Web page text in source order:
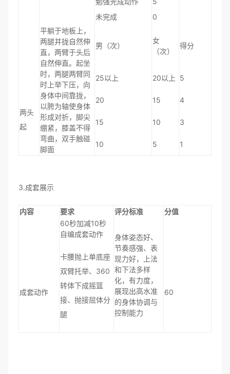
未完成
0
两头
起
平躺于地板上，
两腿并拢自然伸
直，两臂于头后
自然伸直。起坐
时，两腿两臂同
时上举下压，向
身体中间靠拢，
以胯为轴使身体
形成对折，脚尖
绷紧，膝盖不得
弯曲，双手触碰
脚面
男（次）
女
（次）
得分
25以上 20以上 5
20 15 4
15 10 3
10 5 1
3.成套展示
内容 要求 评分标准 分值
成套动作
60秒加减10秒
自编成套动作
卡腰抛上单底座
双臂托举、360
转体下成摇篮
接、抛接屈体分
腿
身体姿态好、
节奏感强、表
现力好，上法
和下法多样
化，有力度，
展现出高水准
的身体协调与
控制能力
60